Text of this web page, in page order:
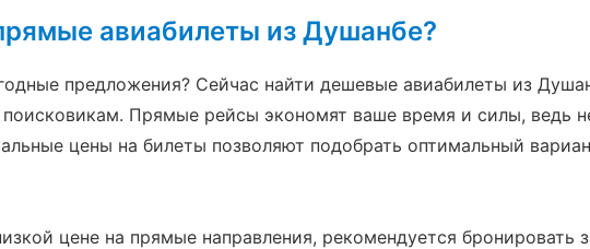
авиабилеты из Душанбе?
предложения? Сейчас найти дешевые авиабилеты из
Прямые рейсы экономят ваше время и силы, ведь
цены на билеты позволяют подобрать оптимальный
цене на прямые направления, рекомендуется бронировать